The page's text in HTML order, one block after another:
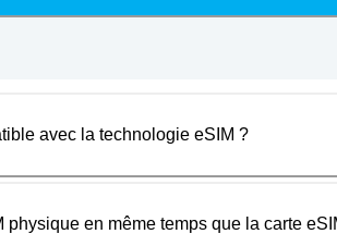
avec la technologie eSIM ?
physique en même temps que la carte